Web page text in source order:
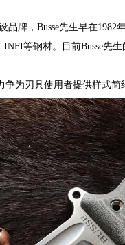
品牌，Busse先生早在
等钢材。目前Busse先
争为刃具使用者提供样式简